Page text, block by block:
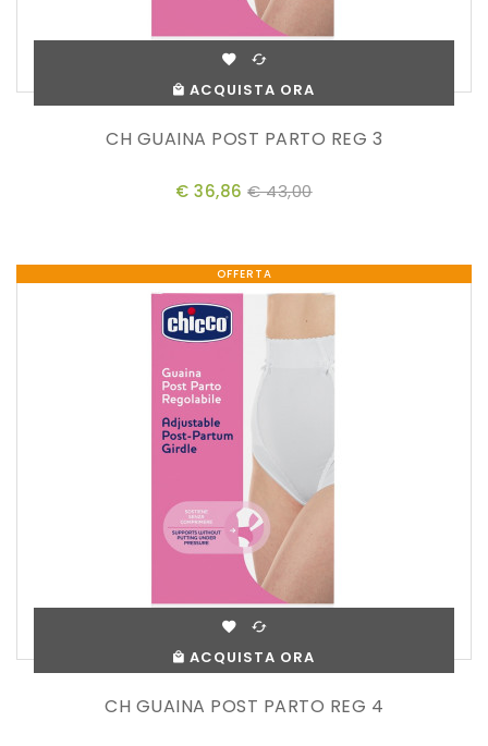
ACQUISTA ORA
CH GUAINA POST PARTO REG 3
€ 36,86 € 43,00
OFFERTA
ACQUISTA ORA
CH GUAINA POST PARTO REG 4